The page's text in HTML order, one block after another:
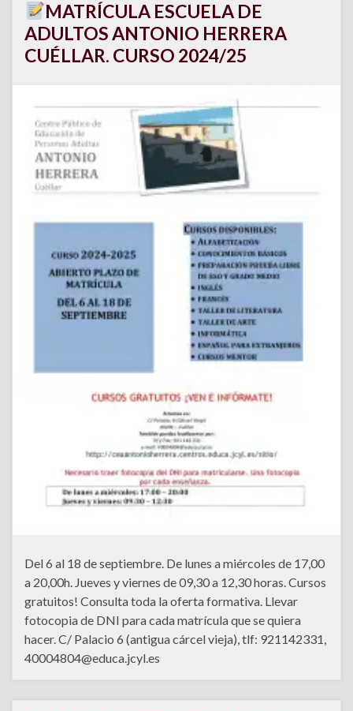
MATRÍCULA ESCUELA DE
ADULTOS ANTONIO HERRERA
CUÉLLAR. CURSO 2024/25
Del 6 al 18 de septiembre. De lunes a miércoles de 17,00
a 20,00h. Jueves y viernes de 09,30 a 12,30 horas. Cursos
gratuitos! Consulta toda la oferta formativa. Llevar
fotocopia de DNI para cada matrícula que se quiera
hacer. C/ Palacio 6 (antigua cárcel vieja), tlf: 921142331,
40004804@educa.jcyl.es